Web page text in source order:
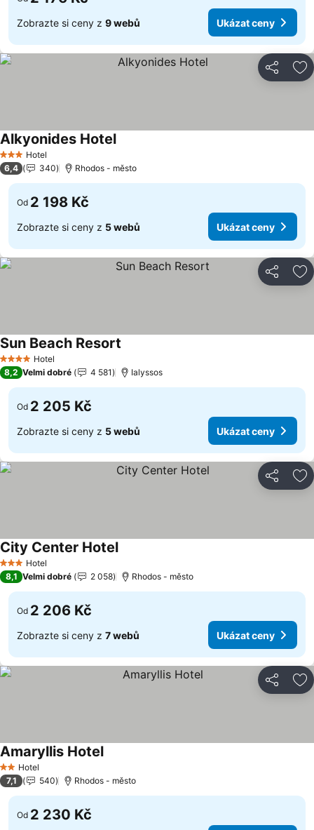
Zobrazte si ceny z 9 webů Ukázat ceny
Sdílet
3 Počet hvězdiček
Hotel
Alkyonides HotelUkázat ceny
6,4 340 Rhodos - město
Od 2 198 Kč
Zobrazte si ceny z 5 webů Ukázat ceny
Sdílet
4 Počet hvězdiček
Hotel
Sun Beach Resort
8,2 Velmi dobré 4 581 Ialyssos
Od 2 205 Kč
Zobrazte si ceny z 5 webů Ukázat ceny
Sdílet
3 Počet hvězdiček
Hotel
City Center HotelUkázat ceny
8,1 Velmi dobré 2 058 Rhodos - město
Od 2 206 Kč
Zobrazte si ceny z 7 webů Ukázat ceny
Sdílet
2 Počet hvězdiček
Hotel
Amaryllis HotelUkázat ceny
7,1 540 Rhodos - město
Od 2 230 Kč